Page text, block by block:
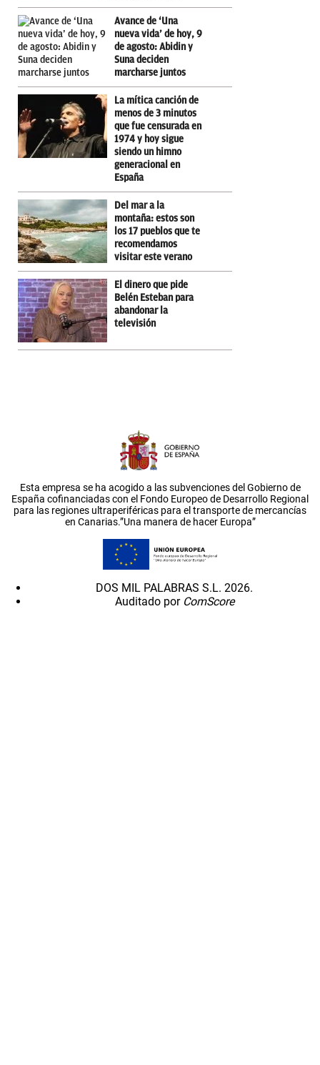
Avance de ‘Una
nueva vida’ de hoy, 9
de agosto: Abidin y
Suna deciden
marcharse juntos
La mítica canción de
menos de 3 minutos
que fue censurada en
1974 y hoy sigue
siendo un himno
generacional en
España
Del mar a la
montaña: estos son
los 17 pueblos que te
recomendamos
visitar este verano
El dinero que pide
Belén Esteban para
abandonar la
televisión
Esta empresa se ha acogido a las subvenciones del Gobierno de
España cofinanciadas con el Fondo Europeo de Desarrollo Regional
para las regiones ultraperiféricas para el transporte de mercancías
en Canarias.”Una manera de hacer Europa”
DOS MIL PALABRAS S.L. 2026.
Auditado por ComScore